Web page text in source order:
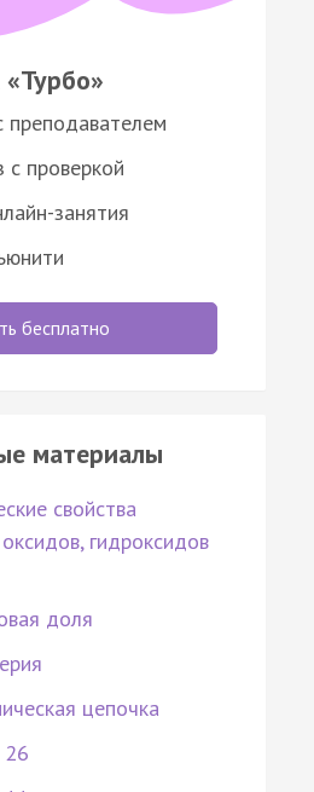
преподавателем
проверкой
занятия
бесплатно
материалы
свойства
гидроксидов
доля
цепочка
26